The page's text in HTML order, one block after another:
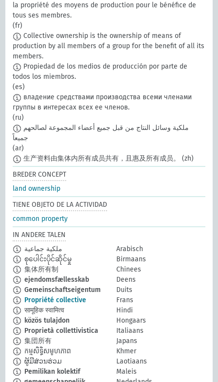
la propriété des moyens de production pour le bénéfice de
tous ses membres.
(fr)
Collective ownership is the ownership of means of
production by all members of a group for the benefit of all its
members.
Propiedad de los medios de producción por parte de
todos los miembros.
(es)
владение средствами производства всеми членами
группы в интересах всех ее членов.
(ru)
جميعاً
(ar)
生产资料由集体内所有成员共有，且惠及所有成员。
(zh)
BREDER CONCEPT
land ownership
TIENE OBJETO DE LA ACTIVIDAD
common property
IN ANDERE TALEN
ملكية جماعية
Arabisch
စုပေါင်းပိုင်ဆိုင်မှု
Birmaans
集体所有制
Chinees
ejendomsfællesskab
Deens
Gemeinschaftseigentum
Duits
Propriété collective
Frans
सामूहिक स्वामित्व
Hindi
közös tulajdon
Hongaars
Proprietà collettivistica
Italiaans
集団所有
Japans
កម្មសិទ្ធិសមូហភាព
Khmer
ຜູ້ມີສ່ວນຮ່ວມ
Laotiaans
Pemilikan kolektif
Maleis